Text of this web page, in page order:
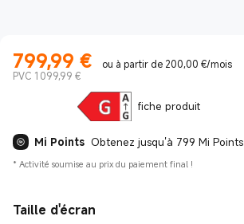
799,99 €
Current Price €799.99ou à partir de 200,00 €/mois
PVC 1 099,99 €
fiche produit
Mi Points Obtenez jusqu'à 799 Mi Points
* Activité soumise au prix du paiement final !
Taille d'écran